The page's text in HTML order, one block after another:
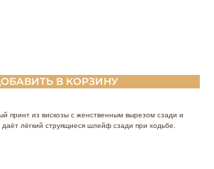
В КОРЗИНУ
принт из вискозы с женственным вырезом сзади и
лёгкий струящиеся шлейф сзади при ходьбе.